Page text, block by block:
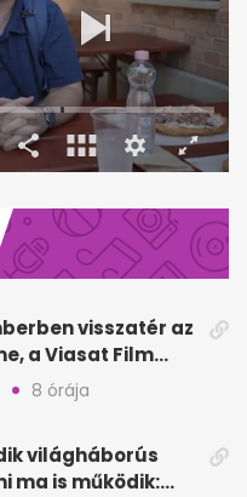
visszatér az
a Viasat Film
8 órája
világháborús
ma is működik: